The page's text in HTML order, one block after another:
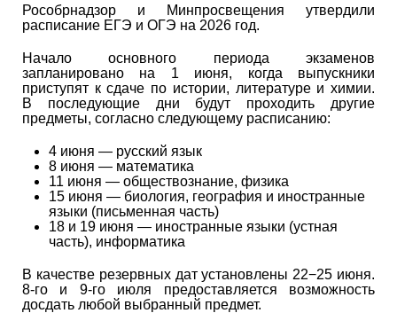
Рособрнадзор и Минпросвещения утвердили
расписание ЕГЭ и ОГЭ на 2026 год.
Начало основного периода экзаменов
запланировано на 1 июня, когда выпускники
приступят к сдаче по истории, литературе и химии.
В последующие дни будут проходить другие
предметы, согласно следующему расписанию:
4 июня — русский язык
8 июня — математика
11 июня — обществознание, физика
15 июня — биология, география и иностранные
языки (письменная часть)
18 и 19 июня — иностранные языки (устная
часть), информатика
В качестве резервных дат установлены 22−25 июня.
8-го и 9-го июля предоставляется возможность
досдать любой выбранный предмет.